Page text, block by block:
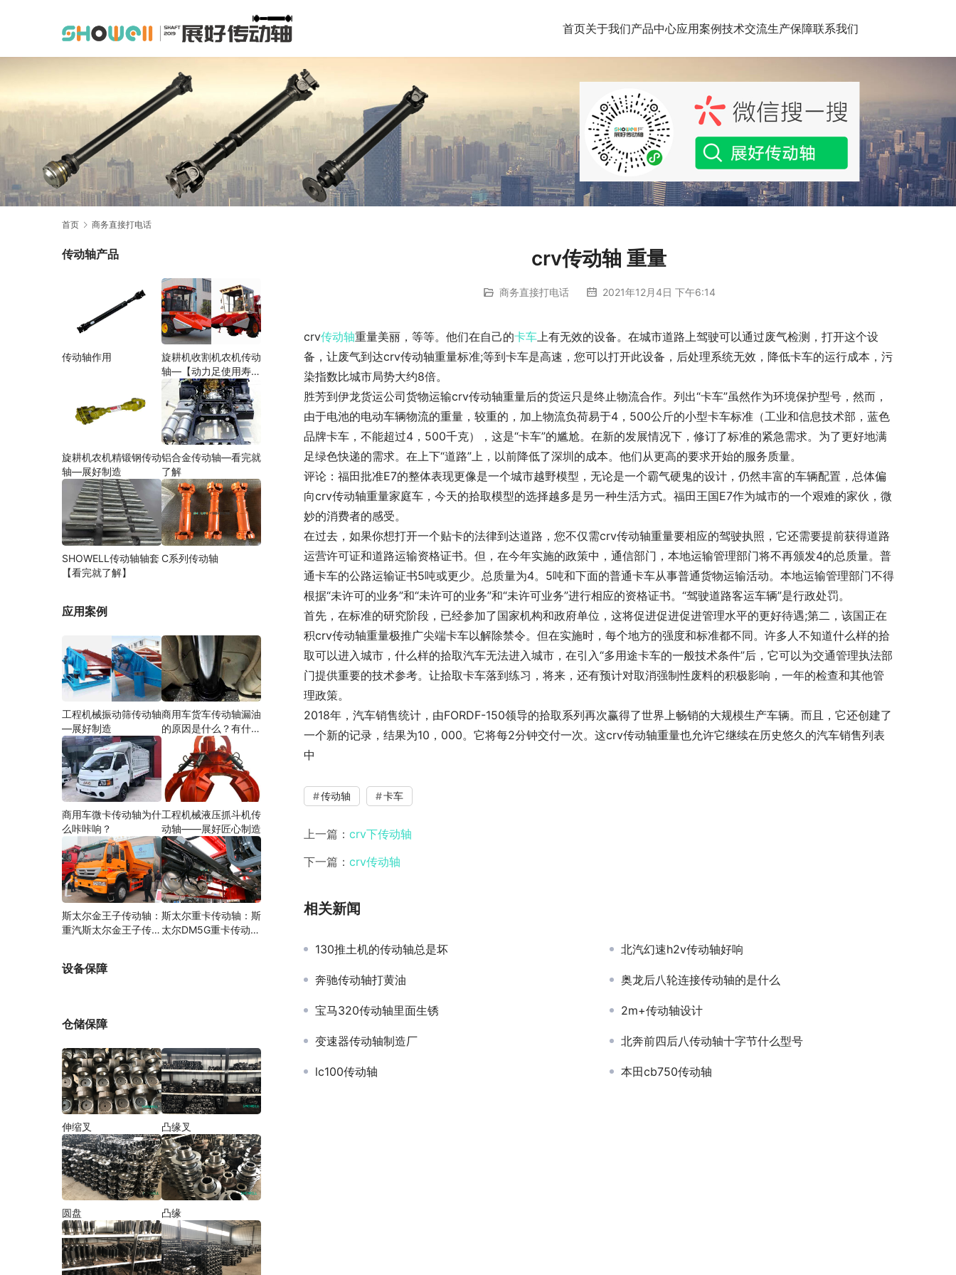
首页关于我们产品中心应用案例技术交流生产保障联系我们
首页 商务直接打电话
crv传动轴 重量
商务直接打电话 2021年12月4日 下午6:14
crv传动轴重量美丽，等等。他们在自己的卡车上有无效的设备。在城市道路上驾驶可以通过废气检测，打开这个设
备，让废气到达crv传动轴重量标准;等到卡车是高速，您可以打开此设备，后处理系统无效，降低卡车的运行成本，污
染指数比城市局势大约8倍。
胜芳到伊龙货运公司货物运输crv传动轴重量后的货运只是终止物流合作。列出“卡车”虽然作为环境保护型号，然而，
由于电池的电动车辆物流的重量，较重的，加上物流负荷易于4，500公斤的小型卡车标准（工业和信息技术部，蓝色
品牌卡车，不能超过4，500千克），这是“卡车”的尴尬。在新的发展情况下，修订了标准的紧急需求。为了更好地满
足绿色快递的需求。在上下“道路”上，以前降低了深圳的成本。他们从更高的要求开始的服务质量。
评论：福田批准E7的整体表现更像是一个城市越野模型，无论是一个霸气硬鬼的设计，仍然丰富的车辆配置，总体偏
向crv传动轴重量家庭车，今天的拾取模型的选择越多是另一种生活方式。福田王国E7作为城市的一个艰难的家伙，微
妙的消费者的感受。
在过去，如果你想打开一个贴卡的法律到达道路，您不仅需crv传动轴重量要相应的驾驶执照，它还需要提前获得道路
运营许可证和道路运输资格证书。但，在今年实施的政策中，通信部门，本地运输管理部门将不再颁发4的总质量。普
通卡车的公路运输证书5吨或更少。总质量为4。5吨和下面的普通卡车从事普通货物运输活动。本地运输管理部门不得
根据“未许可的业务”和“未许可的业务”和“未许可业务”进行相应的资格证书。“驾驶道路客运车辆”是行政处罚。
首先，在标准的研究阶段，已经参加了国家机构和政府单位，这将促进促进促进管理水平的更好待遇;第二，该国正在
积crv传动轴重量极推广尖端卡车以解除禁令。但在实施时，每个地方的强度和标准都不同。许多人不知道什么样的拾
取可以进入城市，什么样的拾取汽车无法进入城市，在引入“多用途卡车的一般技术条件”后，它可以为交通管理执法部
门提供重要的技术参考。让拾取卡车落到练习，将来，还有预计对取消强制性废料的积极影响，一年的检查和其他管
理政策。
2018年，汽车销售统计，由FORDF-150领导的拾取系列再次赢得了世界上畅销的大规模生产车辆。而且，它还创建了
一个新的记录，结果为10，000。它将每2分钟交付一次。这crv传动轴重量也允许它继续在历史悠久的汽车销售列表
中
传动轴 卡车
上一篇： crv下传动轴
下一篇： crv传动轴
相关新闻
130推土机的传动轴总是坏 北汽幻速h2v传动轴好响
奔驰传动轴打黄油 奥龙后八轮连接传动轴的是什么
宝马320传动轴里面生锈 2m+传动轴设计
变速器传动轴制造厂 北奔前四后八传动轴十字节什么型号
lc100传动轴 本田cb750传动轴
传动轴产品
传动轴作用
旋耕机收割机农机传动
轴—【动力足使用寿命
久】
旋耕机农机精锻钢传动
轴—展好制造
铝合金传动轴—看完就
了解
SHOWELL传动轴轴套
【看完就了解】
C系列传动轴
应用案例
工程机械振动筛传动轴
—展好制造
商用车货车传动轴漏油
的原因是什么？有什么
商用车微卡传动轴为什
么咔咔响？
工程机械液压抓斗机传
动轴——展好匠心制造
斯太尔金王子传动轴：
重汽斯太尔金王子传动
斯太尔重卡传动轴：斯
太尔DM5G重卡传动轴
设备保障
仓储保障
伸缩叉 凸缘叉
圆盘 凸缘